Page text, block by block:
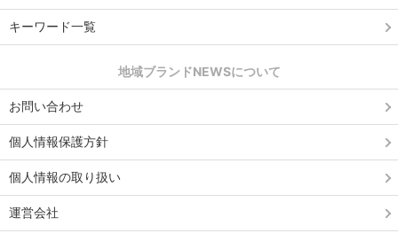
キーワード一覧
地域ブランドNEWSについて
お問い合わせ
個人情報保護方針
個人情報の取り扱い
運営会社